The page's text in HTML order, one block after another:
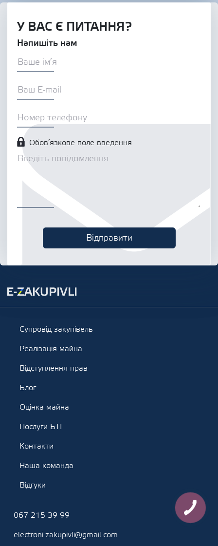
У ВАС Є ПИТАННЯ?
Напишіть нам
Обов’язкове поле введення
Супровід закупівель
Реалізація майна
Відступлення прав
Блог
Оцінка майна
Послуги БТІ
Контакти
Наша команда
Відгуки
067 215 39 99
electroni.zakupivli@gmail.com